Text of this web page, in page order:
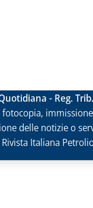
- Reg.
delle notizie o
Rivista Italiana